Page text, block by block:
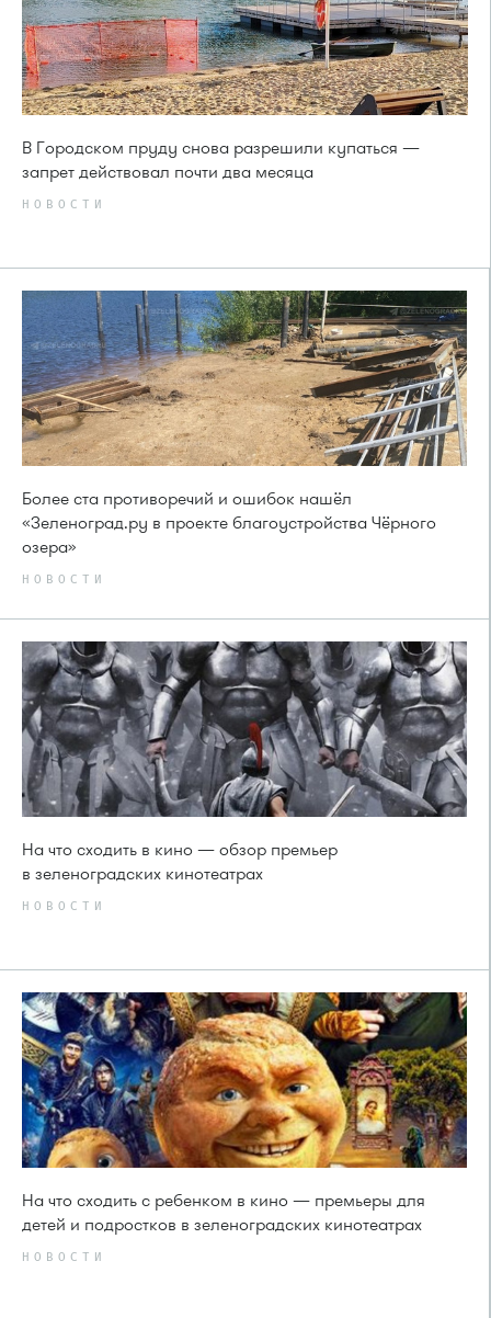
В Городском пруду снова разрешили купаться —
запрет действовал почти два месяца
НОВОСТИ
Более ста противоречий и ошибок нашёл
«Зеленоград.ру в проекте благоустройства Чёрного
озера»
НОВОСТИ
На что сходить в кино — обзор премьер
в зеленоградских кинотеатрах
НОВОСТИ
На что сходить с ребенком в кино — премьеры для
детей и подростков в зеленоградских кинотеатрах
НОВОСТИ